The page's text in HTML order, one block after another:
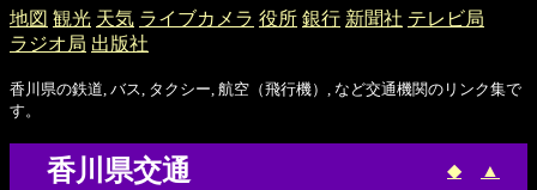
地図 観光 天気 ライブカメラ 役所 銀行 新聞社 テレビ局
ラジオ局 出版社
香川県の鉄道, バス, タクシー, 航空（飛行機）, など交通機関のリンク集で
す。
香川県交通 ◆ ▲